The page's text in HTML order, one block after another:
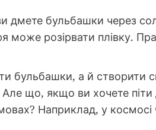
дмете бульбашки через
може розірвати плівку.
бульбашки, а й створити
Але що, якщо ви хочете піти
Наприклад, у космосі